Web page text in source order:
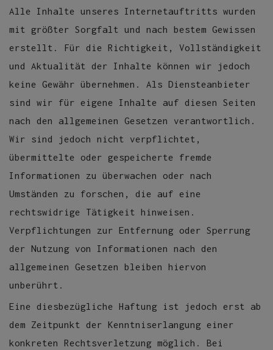
Alle Inhalte unseres Internetauftritts wurden
mit größter Sorgfalt und nach bestem Gewissen
erstellt. Für die Richtigkeit, Vollständigkeit
und Aktualität der Inhalte können wir jedoch
keine Gewähr übernehmen. Als Diensteanbieter
sind wir für eigene Inhalte auf diesen Seiten
nach den allgemeinen Gesetzen verantwortlich.
Wir sind jedoch nicht verpflichtet,
übermittelte oder gespeicherte fremde
Informationen zu überwachen oder nach
Umständen zu forschen, die auf eine
rechtswidrige Tätigkeit hinweisen.
Verpflichtungen zur Entfernung oder Sperrung
der Nutzung von Informationen nach den
allgemeinen Gesetzen bleiben hiervon
unberührt.
Eine diesbezügliche Haftung ist jedoch erst ab
dem Zeitpunkt der Kenntniserlangung einer
konkreten Rechtsverletzung möglich. Bei